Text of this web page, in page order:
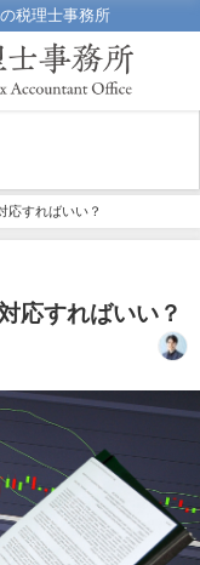
税理士事務所
応すればいい？
応すればいい？